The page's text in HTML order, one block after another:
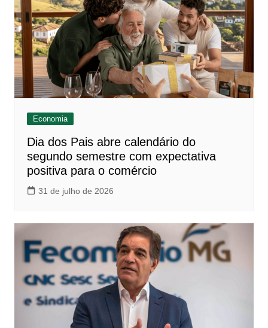
Economia
Dia dos Pais abre calendário do
segundo semestre com expectativa
positiva para o comércio
31 de julho de 2026